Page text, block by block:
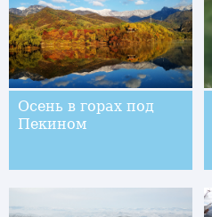
Осень в горах под
Пекином